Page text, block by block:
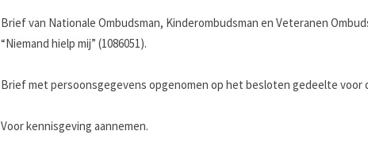
Brief van Nationale Ombudsman, Kinderombudsman en Veteranen
“Niemand hielp mij” (1086051).
Brief met persoonsgegevens opgenomen op het besloten gedeelte voor
Voor kennisgeving aannemen.